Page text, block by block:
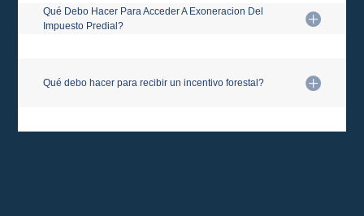
Qué Debo Hacer Para Acceder A Exoneracion Del
Impuesto Predial?
Qué debo hacer para recibir un incentivo forestal?